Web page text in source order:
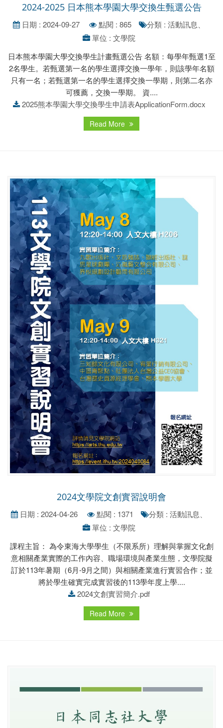
2024-2025 日本熊本學園大學交換生甄選公告
日期 : 2024-09-27 點閱 : 865
分類 : 活動訊息、
單位 : 文學院
日本熊本學園大學交換學生計畫甄選公告 名額：每學年甄選1至
2名學生。若甄選第一名的學生選擇交換一學年，則該學年名額
只有一名；若甄選第一名的學生選擇交換一學期，則第二名亦
可獲薦，交換一學期。 資....
2025熊本學園大學交換學生申請表ApplicationForm.docx
Read More
2024文學院文創實習說明會
日期 : 2024-04-26 點閱 : 1371
分類 : 活動訊息、
單位 : 文學院
課程主旨： 為令東海大學學生（不限系所）理解與掌握文化創
意相關產業實際的工作內容、職場環境與產業生態，文學院擬
訂於113年暑期（6月-9月之間）與相關產業進行實習合作；並
將於學生確實完成實習後的113學年度上學....
2024文創實習簡介.pdf
Read More